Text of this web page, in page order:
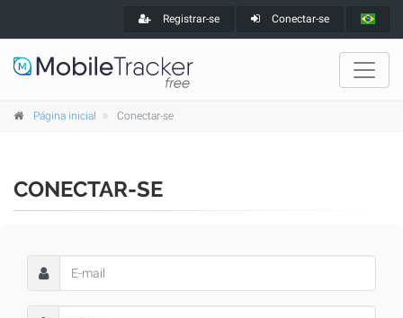
Registrar-se Conectar-se
Página inicial Conectar-se
CONECTAR-SE